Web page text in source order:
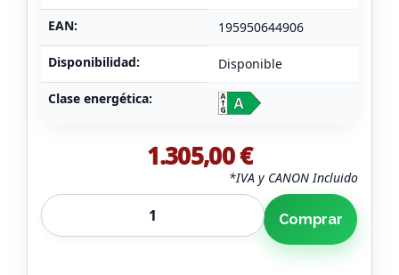
EAN: 195950644906
Disponibilidad: Disponible
Clase energética:
1.305,00 €
*IVA y CANON Incluido
Comprar